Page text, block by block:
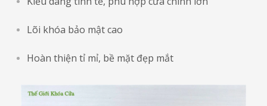
Lõi khóa bảo mật cao
Hoàn thiện tỉ mỉ, bề mặt đẹp mắt